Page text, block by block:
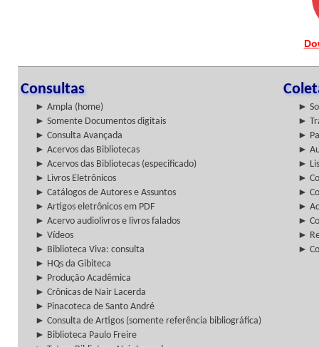
Consultas
► Ampla (home)
►
► Somente Documentos digitais
►
► Consulta Avançada
►
► Acervos das Bibliotecas
►
► Acervos das Bibliotecas (especificado)
►
► Livros Eletrônicos
►
► Catálogos de Autores e Assuntos
►
► Artigos eletrônicos em PDF
►
► Acervo audiolivros e livros falados
►
► Vídeos
►
► Biblioteca Viva: consulta
►
► HQs da Gibiteca
► Produção Acadêmica
► Crônicas de Nair Lacerda
► Pinacoteca de Santo André
► Consulta de Artigos (somente referência bibliográfica)
► Biblioteca Paulo Freire